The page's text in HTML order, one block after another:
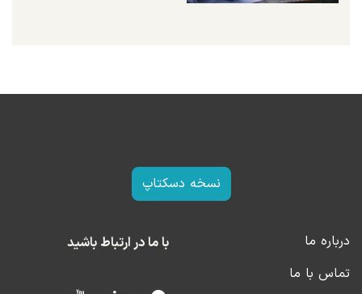
نسخه دسکتاپ
درباره ما
تماس با ما
با ما در ارتباط باشید